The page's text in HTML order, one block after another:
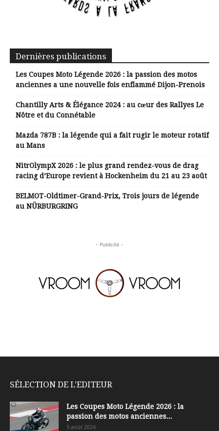
Dernières publications
Les Coupes Moto Légende 2026 : la passion des motos
anciennes a une nouvelle fois enflammé Dijon-Prenois
Chantilly Arts & Élégance 2024 : au cœur des Rallyes Le
Nôtre et du Connétable
Mazda 787B : la légende qui a fait rugir le moteur rotatif
au Mans
NitrOlympX 2026 : le plus grand rendez-vous de drag
racing d’Europe revient à Hockenheim du 21 au 23 août
BELMOT-Oldtimer-Grand-Prix, Trois jours de légende
au NÜRBURGRING
- Publicité -
SÉLECTION DE L'EDITEUR
Les Coupes Moto Légende 2026 : la
passion des motos anciennes...
5 août 2026